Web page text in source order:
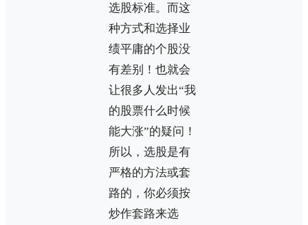
选股标准。而这
种方式和选择业
绩平庸的个股没
有差别！也就会
让很多人发出“我
的股票什么时候
能大涨”的疑问！
所以，选股是有
严格的方法或套
路的，你必须按
炒作套路来选